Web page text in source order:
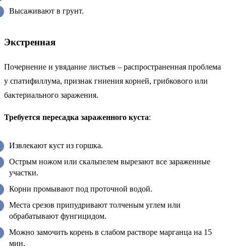
Высаживают в грунт.
Экстренная
Почернение и увядание листьев – распространенная проблема
у спатифиллума, признак гниения корней, грибкового или
бактериального заражения.
Требуется пересадка зараженного куста:
Извлекают куст из горшка.
Острым ножом или скальпелем вырезают все зараженные
участки.
Корни промывают под проточной водой.
Места срезов припудривают толченым углем или
обрабатывают фунгицидом.
Можно замочить корень в слабом растворе марганца на 15
мин.